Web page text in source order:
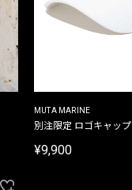
MUTA MARINE
別注限定 ロゴキャップ
¥9,900